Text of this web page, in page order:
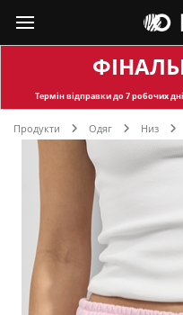
Термін відправкидо 7 робочих
Продукти Одяг Низ